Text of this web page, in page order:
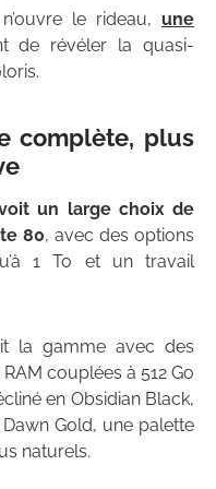
le rideau, une
de révéler la quasi-
complète, plus
un large choix de
80, avec des options
1 To et un travail
la gamme avec des
couplées à 512 Go
en Obsidian Black,
Gold, une palette
naturels.